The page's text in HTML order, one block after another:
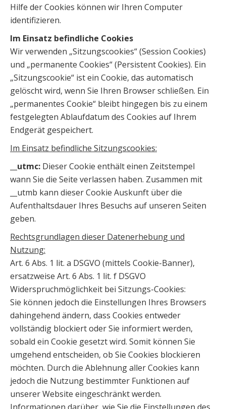
Hilfe der Cookies können wir Ihren Computer
identifizieren.
Im Einsatz befindliche Cookies
Wir verwenden „Sitzungscookies“ (Session Cookies)
und „permanente Cookies“ (Persistent Cookies). Ein
„Sitzungscookie“ ist ein Cookie, das automatisch
gelöscht wird, wenn Sie Ihren Browser schließen. Ein
„permanentes Cookie“ bleibt hingegen bis zu einem
festgelegten Ablaufdatum des Cookies auf Ihrem
Endgerät gespeichert.
Im Einsatz befindliche Sitzungscookies:
__utmc: Dieser Cookie enthält einen Zeitstempel
wann Sie die Seite verlassen haben. Zusammen mit
__utmb kann dieser Cookie Auskunft über die
Aufenthaltsdauer Ihres Besuchs auf unseren Seiten
geben.
Rechtsgrundlagen dieser Datenerhebung und
Nutzung:
Art. 6 Abs. 1 lit. a DSGVO (mittels Cookie-Banner),
ersatzweise Art. 6 Abs. 1 lit. f DSGVO
Widerspruchmöglichkeit bei Sitzungs-Cookies:
Sie können jedoch die Einstellungen Ihres Browsers
dahingehend ändern, dass Cookies entweder
vollständig blockiert oder Sie informiert werden,
sobald ein Cookie gesetzt wird. Somit können Sie
umgehend entscheiden, ob Sie Cookies blockieren
möchten. Durch die Ablehnung aller Cookies kann
jedoch die Nutzung bestimmter Funktionen auf
unserer Website eingeschränkt werden.